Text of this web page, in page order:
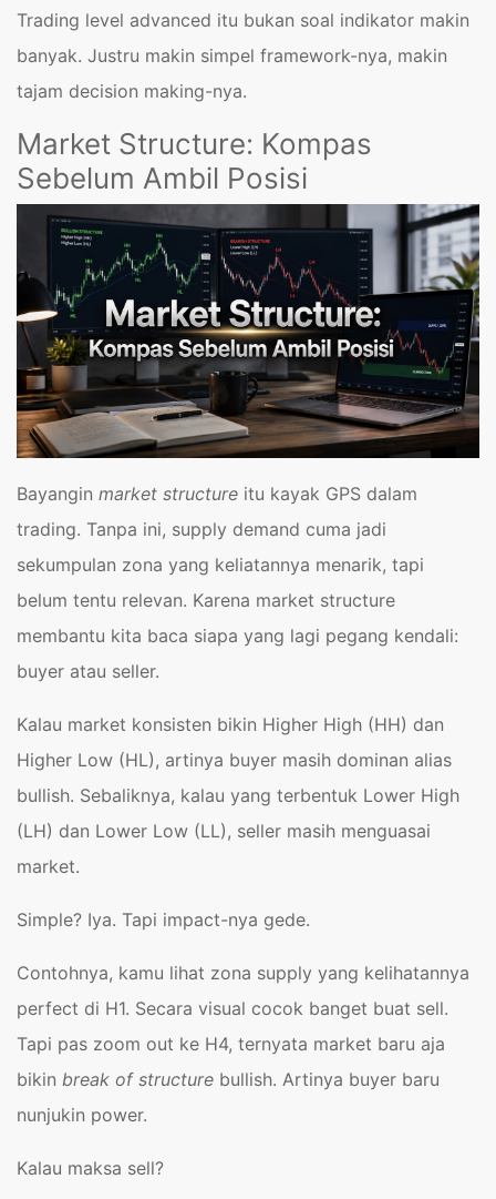
Trading level advanced itu bukan soal indikator makin
banyak. Justru makin simpel framework-nya, makin
tajam decision making-nya.
Market Structure: Kompas
Sebelum Ambil Posisi
Bayangin market structure itu kayak GPS dalam
trading. Tanpa ini, supply demand cuma jadi
sekumpulan zona yang keliatannya menarik, tapi
belum tentu relevan. Karena market structure
membantu kita baca siapa yang lagi pegang kendali:
buyer atau seller.
Kalau market konsisten bikin Higher High (HH) dan
Higher Low (HL), artinya buyer masih dominan alias
bullish. Sebaliknya, kalau yang terbentuk Lower High
(LH) dan Lower Low (LL), seller masih menguasai
market.
Simple? Iya. Tapi impact-nya gede.
Contohnya, kamu lihat zona supply yang kelihatannya
perfect di H1. Secara visual cocok banget buat sell.
Tapi pas zoom out ke H4, ternyata market baru aja
bikin break of structure bullish. Artinya buyer baru
nunjukin power.
Kalau maksa sell?